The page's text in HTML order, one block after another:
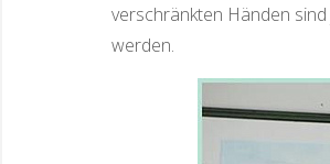
verschränkten Händen
werden.